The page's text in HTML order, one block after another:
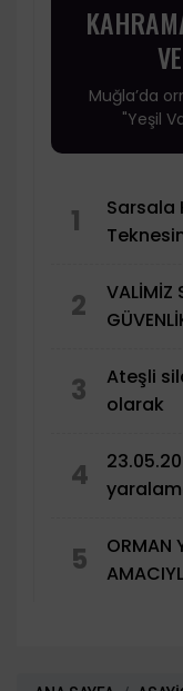
Muğla’da
"Yeşil
1
Sarsala
2
VALİMİZ
3
Ateşli
olarak
4
5
ORMAN